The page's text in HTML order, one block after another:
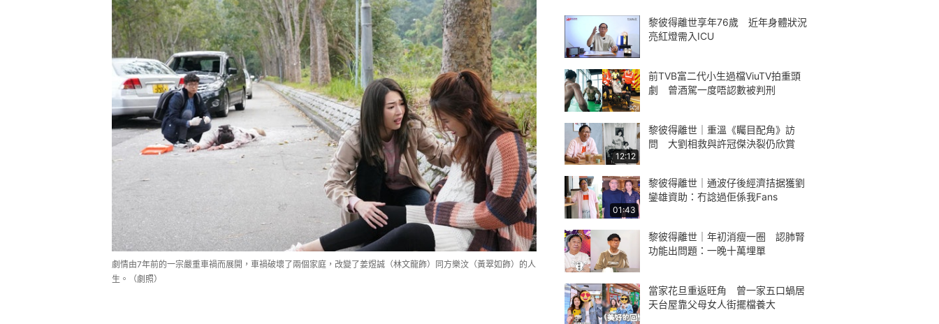
劇情由7年前的一宗嚴重車禍而展開，車禍破壞了兩個家庭，改變了姜煜誠（林文龍飾）同方樂汶（黃翠如飾）的人
生。（劇照）
黎彼得離世享年76歲 近年身體狀況
亮紅燈需入ICU
前TVB富二代小生過檔ViuTV拍重頭
劇 曾酒駕一度唔認數被判刑
12:12
黎彼得離世｜重溫《矚目配角》訪
問 大劉相救與許冠傑決裂仍欣賞
01:43
黎彼得離世｜通波仔後經濟拮据獲劉
鑾雄資助：冇諗過佢係我Fans
黎彼得離世｜年初消瘦一圈 認肺腎
功能出問題：一晚十萬埋單
當家花旦重返旺角 曾一家五口蝸居
天台屋靠父母女人街擺檔養大